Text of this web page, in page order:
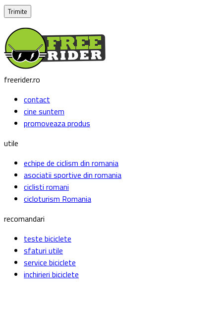
freerider.ro
contact
cine suntem
promoveaza produs
utile
echipe de ciclism din romania
asociatii sportive din romania
ciclisti romani
cicloturism Romania
recomandari
teste biciclete
sfaturi utile
service biciclete
inchirieri biciclete